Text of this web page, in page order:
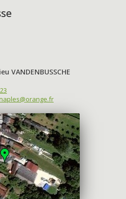
VANDENBUSSCHE